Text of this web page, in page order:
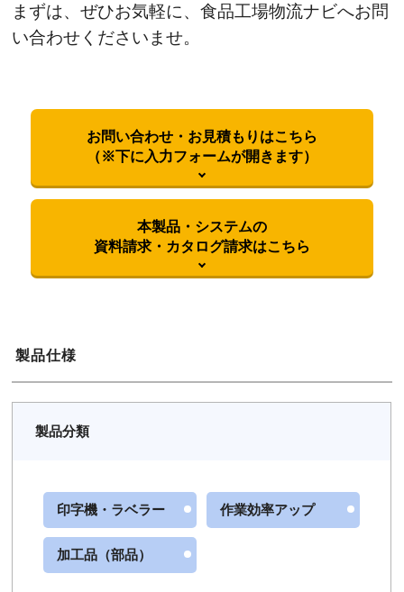
まずは、ぜひお気軽に、食品工場物流ナビへお問
い合わせくださいませ。
お問い合わせ・お見積もりはこちら
（※下に入力フォームが開きます）
本製品・システムの
資料請求・カタログ請求はこちら
お名前
ふりがな
製品仕様
製品分類
印字機・ラベラー 作業効率アップ
加工品（部品）